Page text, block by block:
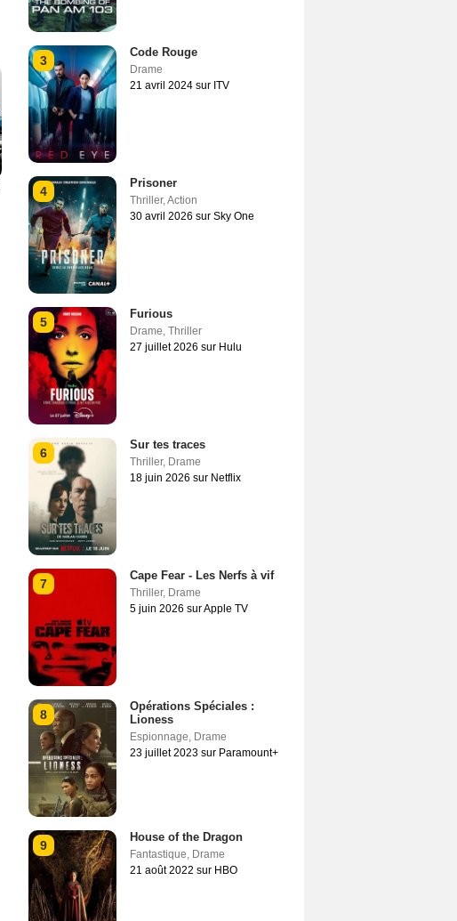
3
Code Rouge
Drame
21 avril 2024 sur ITV
4
Prisoner
Thriller,Action
30 avril 2026 sur Sky One
5
Furious
Drame, Thriller
27 juillet 2026 sur Hulu
6
Sur tes traces
Thriller, Drame
18 juin 2026 sur Netflix
7
Cape Fear - Les Nerfs à vif
Thriller, Drame
5 juin 2026 sur Apple TV
8
Opérations Spéciales :
Lioness
Espionnage, Drame
23 juillet 2023 sur Paramount+
9
House of the Dragon
Fantastique, Drame
21 août 2022 sur HBO